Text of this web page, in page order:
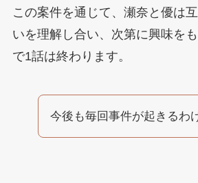
この案件を通じて、瀬奈と優は
いを理解し合い、次第に興味を
で1話は終わります。
今後も毎回事件が起きるわ